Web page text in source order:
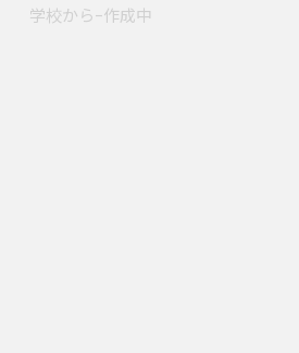
学校からｰ作成中